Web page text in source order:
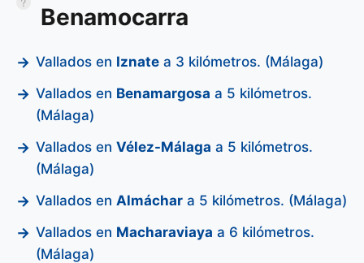
Benamocarra
Vallados en Iznate a 3 kilómetros. (Málaga)
Vallados en Benamargosa a 5 kilómetros.
(Málaga)
Vallados en Vélez-Málaga a 5 kilómetros.
(Málaga)
Vallados en Almáchar a 5 kilómetros. (Málaga)
Vallados en Macharaviaya a 6 kilómetros.
(Málaga)